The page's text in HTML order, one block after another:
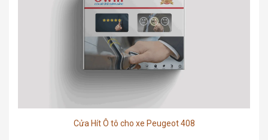
Cửa Hít Ô tô cho xe Peugeot 408